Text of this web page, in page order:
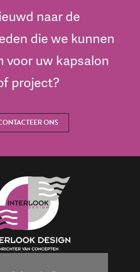
naar de
die we kunnen
voor uw kapsalon
project?
ONS